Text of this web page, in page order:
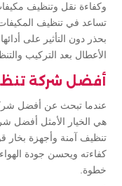
وكفاءة نقل وتنظيف
تساعد في تنظيف المكيفات
بحذر دون التأثير على
الأعطال بعد التركيب
أفضل شركة
عندما تبحث عن أفضل
هي الخيار الأمثل أفضل
تنظيف آمنة وأجهزة بخار
كفاءته ويحسن جودة
خطوة.